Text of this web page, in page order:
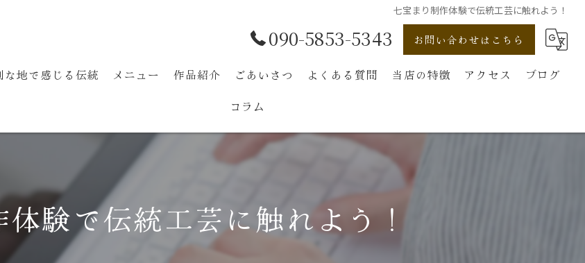
七宝まり制作体験で伝統工芸に触れよう！
090-5853-5343 お問い合わせはこちら
な地で感じる伝統 メニュー 作品紹介 ごあいさつ よくある質問 当店の特徴
七宝まり
アクセス ブログ
コラム
験で伝統工芸に触れよう！